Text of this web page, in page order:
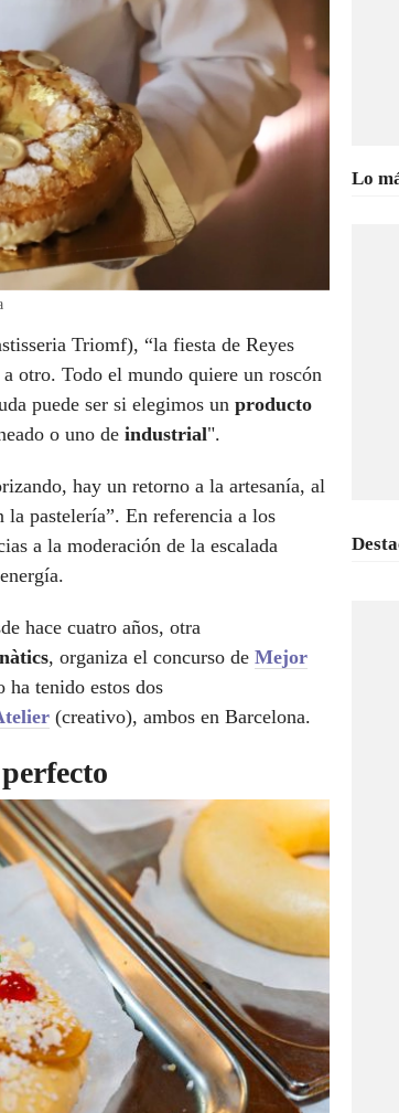
Triomf), “la fiesta de Reyes
otro. Todo el mundo quiere un roscón
puede ser si elegimos un producto
o uno de industrial".
hay un retorno a la artesanía, al
pastelería”. En referencia a los
a la moderación de la escalada
hace cuatro años, otra
, organiza el concurso de Mejor
ha tenido estos dos
(creativo), ambos en Barcelona.
Lo